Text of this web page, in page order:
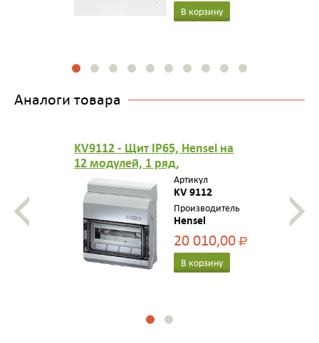
В корзину
Аналоги товара
KV9112 - Щит IP65, Hensel на
12 модулей, 1 ряд,
накладной, со встроенными
эластичными сальниками, с
клеммой PE-N, с прозрачной
дверью, цвет серый
Артикул
KV 9112
Производитель
Hensel
20 010,00Р
В корзину